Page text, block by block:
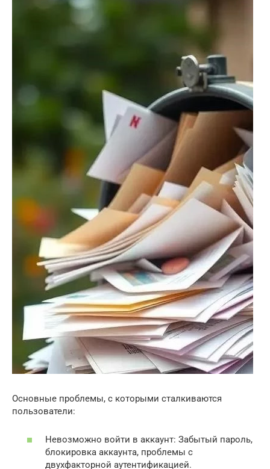
Основные проблемы, с которыми сталкиваются
пользователи:
Невозможно войти в аккаунт: Забытый пароль,
блокировка аккаунта, проблемы с
двухфакторной аутентификацией.